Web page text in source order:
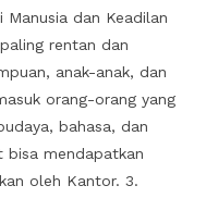
Manusia dan Keadilan
rentan dan
anak-anak, dan
orang-orang yang
bahasa, dan
bisa mendapatkan
oleh Kantor. 3.